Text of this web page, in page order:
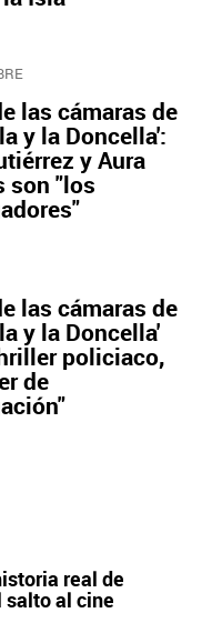
las cámaras de
y la Doncella':
y Aura
son "los
las cámaras de
y la Doncella'
policiaco,
de
real de
salto al cine